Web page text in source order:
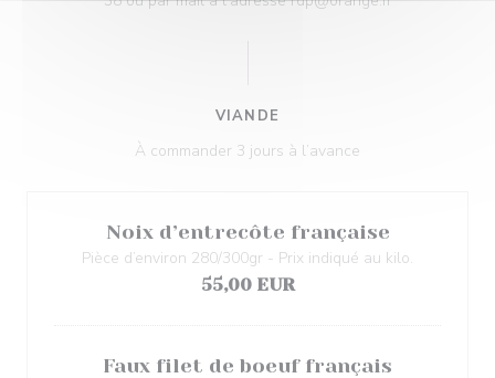
VIANDE
À commander 3 jours à l’avance
Noix d’entrecôte française
Pièce d’environ 280/300gr - Prix indiqué au kilo.
55,00 EUR
Faux filet de boeuf français